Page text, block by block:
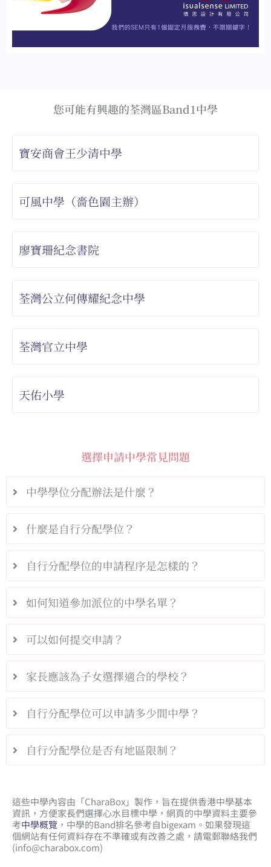
您可能有興趣的荃灣區Band1中學
寶安商會王少清中學
可風中學（嗇色園主辦）
廖寶珊紀念書院
荃灣公立何傳耀紀念中學
荃灣官立中學
天佑小學
選擇申請中學常見問題
中學學位分配辦法是什麼？
什麼是自行分配學位？
自行分配學位的申請程序是怎樣的？
如何知道參加派位的中學名單？
可以如何提交申請？
家長應該為子女選擇適合的學校？
自行分配學位可以申請多少間中學？
自行分配學位是否有地區限制？
這些中學內容由「CharaBox」製作，旨在提供香港中學基本
資訊，方便家長們選擇心水目標中學，網頁的中學資料主要參
考中學概覽 ，中學的Band排名參考自bigexam。如果發現這
個網站有任何資料存在不準確或有改善之處，請電郵聯絡我們
(info@charabox.com)